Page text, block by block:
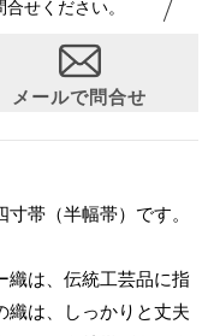
せください。
メールで問合せ
帯（半幅帯）です。
織は、伝統工芸品に指
織は、しっかりと丈夫